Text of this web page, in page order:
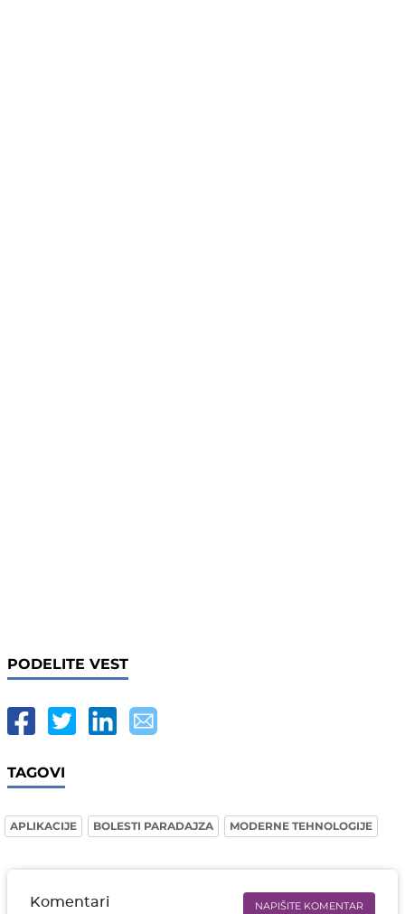
PODELITE VEST
TAGOVI
APLIKACIJE BOLESTI PARADAJZA MODERNE TEHNOLOGIJE
Komentari NAPIŠITE KOMENTAR